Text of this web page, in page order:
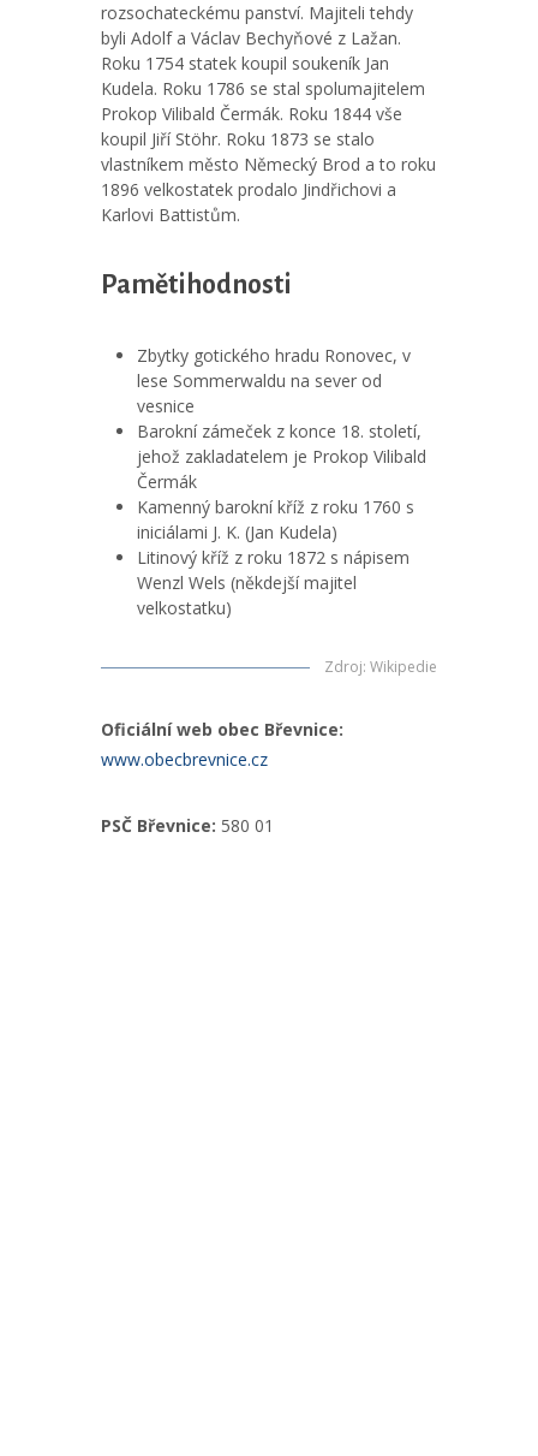
rozsochateckému panství. Majiteli tehdy
byli Adolf a Václav Bechyňové z Lažan.
Roku 1754 statek koupil soukeník Jan
Kudela. Roku 1786 se stal spolumajitelem
Prokop Vilibald Čermák. Roku 1844 vše
koupil Jiří Stöhr. Roku 1873 se stalo
vlastníkem město Německý Brod a to roku
1896 velkostatek prodalo Jindřichovi a
Karlovi Battistům.
Pamětihodnosti
Zbytky gotického hradu Ronovec, v
lese Sommerwaldu na sever od
vesnice
Barokní zámeček z konce 18. století,
jehož zakladatelem je Prokop Vilibald
Čermák
Kamenný barokní kříž z roku 1760 s
iniciálami J. K. (Jan Kudela)
Litinový kříž z roku 1872 s nápisem
Wenzl Wels (někdejší majitel
velkostatku)
Zdroj: Wikipedie
Oficiální web obec Břevnice:
www.obecbrevnice.cz
PSČ Břevnice: 580 01